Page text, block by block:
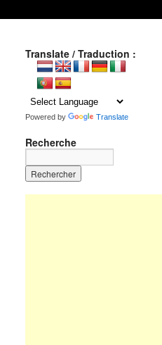
Translate / Traduction :
Powered by Translate
Recherche